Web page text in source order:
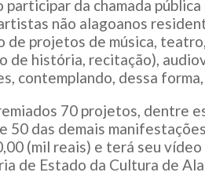
participar da chamada
não alagoanos
de projetos de música,
de história, recitação),
contemplando, dessa
70 projetos, dentre
50 das demais
(mil reais) e terá seu
de Estado da Cultura de